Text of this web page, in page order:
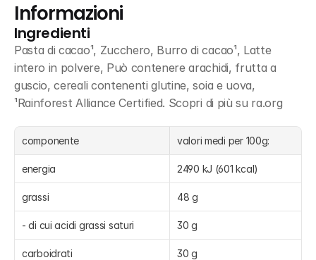
Informazioni
Ingredienti
Pasta di cacao¹, Zucchero, Burro di cacao¹, Latte
intero in polvere, Può contenere arachidi, frutta a
guscio, cereali contenenti glutine, soia e uova,
¹Rainforest Alliance Certified. Scopri di più su ra.org
componente valori medi per 100g:
energia 2490 kJ (601 kcal)
grassi 48 g
- di cui acidi grassi saturi 30 g
carboidrati 30 g